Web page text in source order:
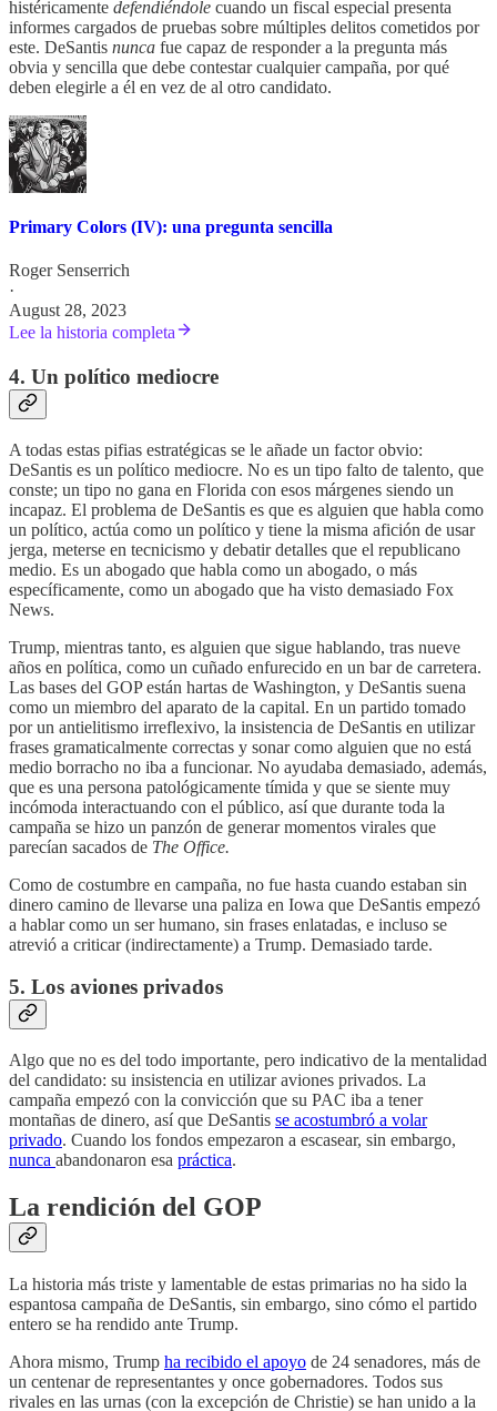
histéricamente defendiéndole cuando un fiscal especial presenta
informes cargados de pruebas sobre múltiples delitos cometidos por
este. DeSantis nunca fue capaz de responder a la pregunta más
obvia y sencilla que debe contestar cualquier campaña, por qué
deben elegirle a él en vez de al otro candidato.
Primary Colors (IV): una pregunta sencilla
Roger Senserrich
·
August 28, 2023
Lee la historia completa
4. Un político mediocre
A todas estas pifias estratégicas se le añade un factor obvio:
DeSantis es un político mediocre. No es un tipo falto de talento, que
conste; un tipo no gana en Florida con esos márgenes siendo un
incapaz. El problema de DeSantis es que es alguien que habla como
un político, actúa como un político y tiene la misma afición de usar
jerga, meterse en tecnicismo y debatir detalles que el republicano
medio. Es un abogado que habla como un abogado, o más
específicamente, como un abogado que ha visto demasiado Fox
News.
Trump, mientras tanto, es alguien que sigue hablando, tras nueve
años en política, como un cuñado enfurecido en un bar de carretera.
Las bases del GOP están hartas de Washington, y DeSantis suena
como un miembro del aparato de la capital. En un partido tomado
por un antielitismo irreflexivo, la insistencia de DeSantis en utilizar
frases gramaticalmente correctas y sonar como alguien que no está
medio borracho no iba a funcionar. No ayudaba demasiado, además,
que es una persona patológicamente tímida y que se siente muy
incómoda interactuando con el público, así que durante toda la
campaña se hizo un panzón de generar momentos virales que
parecían sacados de The Office.
Como de costumbre en campaña, no fue hasta cuando estaban sin
dinero camino de llevarse una paliza en Iowa que DeSantis empezó
a hablar como un ser humano, sin frases enlatadas, e incluso se
atrevió a criticar (indirectamente) a Trump. Demasiado tarde.
5. Los aviones privados
Algo que no es del todo importante, pero indicativo de la mentalidad
del candidato: su insistencia en utilizar aviones privados. La
campaña empezó con la convicción que su PAC iba a tener
montañas de dinero, así que DeSantis se acostumbró a volar
privado. Cuando los fondos empezaron a escasear, sin embargo,
nunca abandonaron esa práctica.
La rendición del GOP
La historia más triste y lamentable de estas primarias no ha sido la
espantosa campaña de DeSantis, sin embargo, sino cómo el partido
entero se ha rendido ante Trump.
Ahora mismo, Trump ha recibido el apoyo de 24 senadores, más de
un centenar de representantes y once gobernadores. Todos sus
rivales en las urnas (con la excepción de Christie) se han unido a la